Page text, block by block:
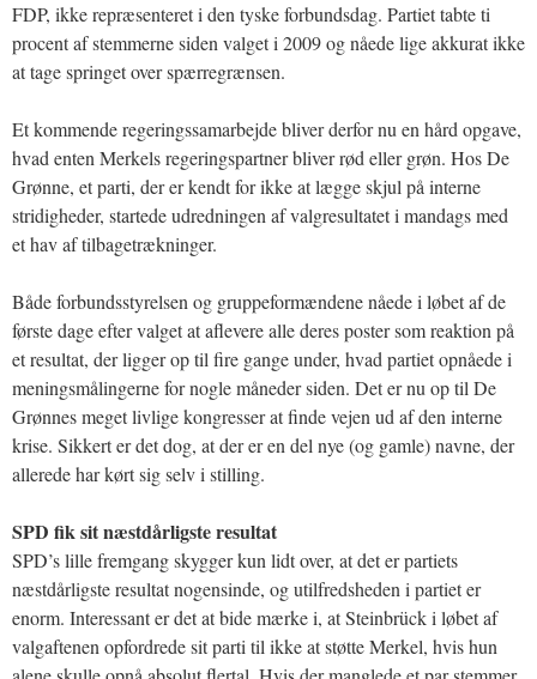
FDP, ikke repræsenteret i den tyske forbundsdag. Partiet tabte ti
procent af stemmerne siden valget i 2009 og nåede lige akkurat ikke
at tage springet over spærregrænsen.
Et kommende regeringssamarbejde bliver derfor nu en hård opgave,
hvad enten Merkels regeringspartner bliver rød eller grøn. Hos De
Grønne, et parti, der er kendt for ikke at lægge skjul på interne
stridigheder, startede udredningen af valgresultatet i mandags med
et hav af tilbagetrækninger.
Både forbundsstyrelsen og gruppeformændene nåede i løbet af de
første dage efter valget at aflevere alle deres poster som reaktion på
et resultat, der ligger op til fire gange under, hvad partiet opnåede i
meningsmålingerne for nogle måneder siden. Det er nu op til De
Grønnes meget livlige kongresser at finde vejen ud af den interne
krise. Sikkert er det dog, at der er en del nye (og gamle) navne, der
allerede har kørt sig selv i stilling.
SPD fik sit næstdårligste resultat
SPD’s lille fremgang skygger kun lidt over, at det er partiets
næstdårligste resultat nogensinde, og utilfredsheden i partiet er
enorm. Interessant er det at bide mærke i, at Steinbrück i løbet af
valgaftenen opfordrede sit parti til ikke at støtte Merkel, hvis hun